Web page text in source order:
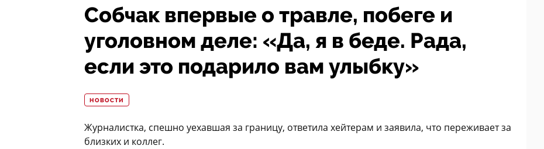
Собчак впервые о травле, побеге и
уголовном деле: «Да, я в беде. Рада,
если это подарило вам улыбку»
НОВОСТИ
Журналистка, спешно уехавшая за границу, ответила хейтерам и заявила, что переживает за
близких и коллег.